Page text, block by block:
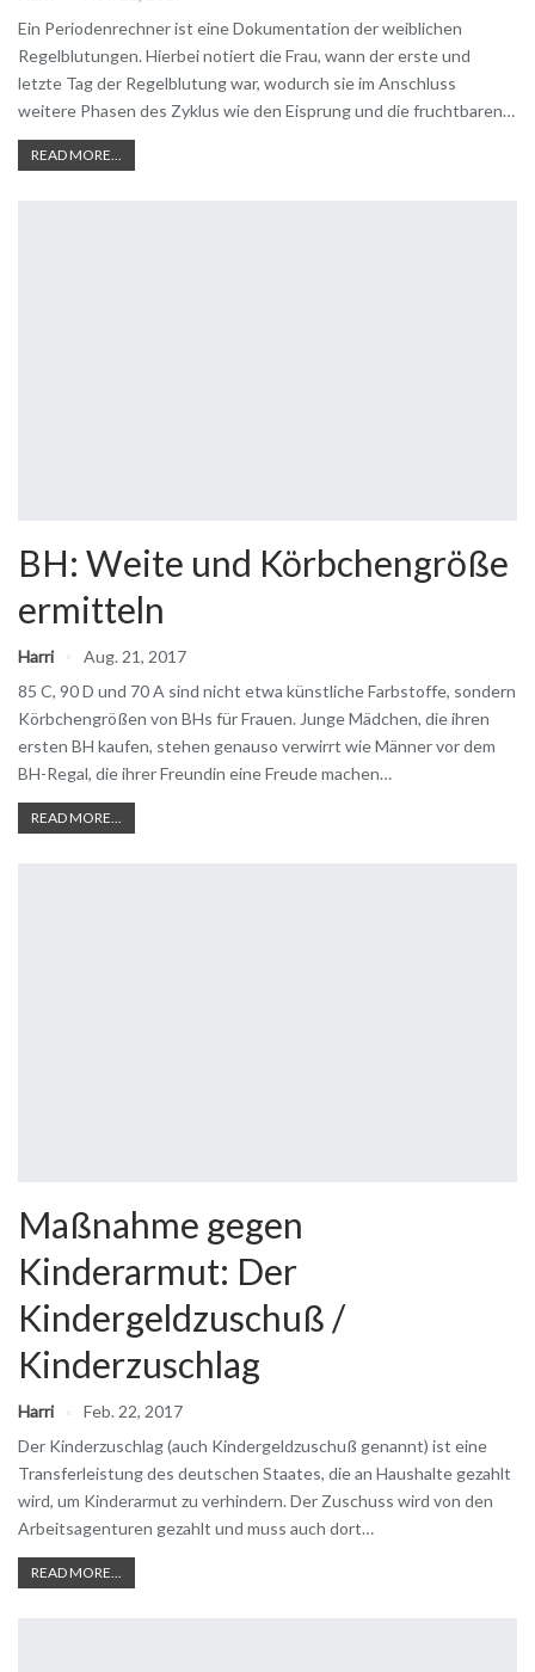
Ein Periodenrechner ist eine Dokumentation der weiblichen
Regelblutungen. Hierbei notiert die Frau, wann der erste und
letzte Tag der Regelblutung war, wodurch sie im Anschluss
weitere Phasen des Zyklus wie den Eisprung und die fruchtbaren…
READ MORE...
BH: Weite und Körbchengröße
ermitteln
Harri
Aug. 21, 2017
85 C, 90 D und 70 A sind nicht etwa künstliche Farbstoffe, sondern
Körbchengrößen von BHs für Frauen. Junge Mädchen, die ihren
ersten BH kaufen, stehen genauso verwirrt wie Männer vor dem
BH-Regal, die ihrer Freundin eine Freude machen…
READ MORE...
Maßnahme gegen
Kinderarmut: Der
Kindergeldzuschuß /
Kinderzuschlag
Harri
Feb. 22, 2017
Der Kinderzuschlag (auch Kindergeldzuschuß genannt) ist eine
Transferleistung des deutschen Staates, die an Haushalte gezahlt
wird, um Kinderarmut zu verhindern. Der Zuschuss wird von den
Arbeitsagenturen gezahlt und muss auch dort…
READ MORE...